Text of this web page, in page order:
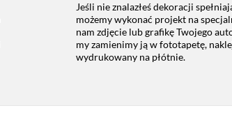
Jeśli nie znalazłeś dekoracji
możemy wykonać projekt na
nam zdjęcie lub grafikę Twojego
my zamienimy ją w fototapetę,
wydrukowany na płótnie.